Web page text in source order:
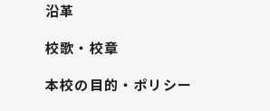
沿革
校歌・校章
本校の目的・ポリシー